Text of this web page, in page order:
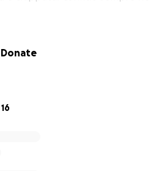
Donate
16